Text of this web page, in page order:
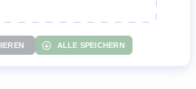
ALLE SPEICHERN